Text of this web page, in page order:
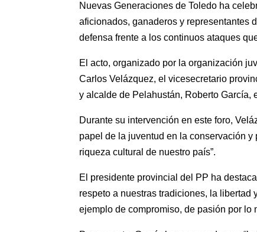
Nuevas Generaciones de Toledo ha
aficionados, ganaderos y representantes
defensa frente a los continuos ataques
El acto, organizado por la organización
Carlos Velázquez, el vicesecretario
y alcalde de Pelahustán, Roberto García,
Durante su intervención en este foro,
papel de la juventud en la conservación
riqueza cultural de nuestro país”.
El presidente provincial del PP ha
respeto a nuestras tradiciones, la libertad
ejemplo de compromiso, de pasión por lo